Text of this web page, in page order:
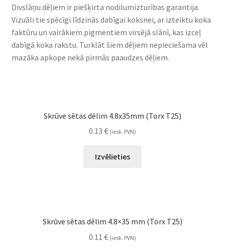
Divslāņu dēļiem ir piešķirta nodilumizturības garantija.
Vizuāli tie spēcīgi līdzinās dabīgai koksnei, ar izteiktu koka
faktūru un vairākiem pigmentiem virsējā slānī, kas izceļ
dabīgā koka rakstu. Turklāt šiem dēļiem nepieciešama vēl
mazāka apkope nekā pirmās paaudzes dēļiem.
Skrūve sētas dēlim 4.8x35mm (Torx T25)
0.13 € (iesk. PVN)
Izvēlieties
Skrūve sētas dēlim 4.8×35 mm (Torx T25)
0.11 € (iesk. PVN)